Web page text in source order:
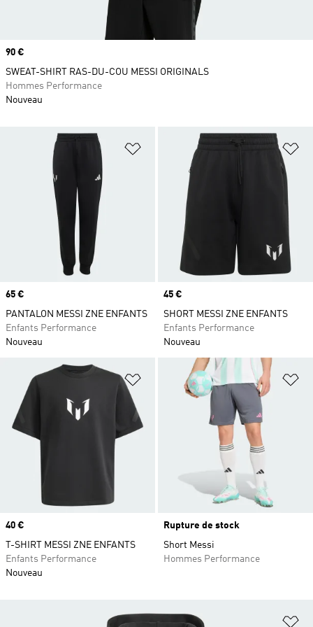
Ajouter à la Liste de produits
Prix
65 €
PANTALON MESSI ZNE ENFANTS
Enfants Performance
Nouveau
Prix
45 €
SHORT MESSI ZNE ENFANTS
Enfants Performance
Nouveau
Ajouter à la Liste de produits
Prix
40 €
T-SHIRT MESSI ZNE ENFANTS
Enfants Performance
Nouveau
Rupture de stock
Short Messi
Hommes Performance
Prix
90 €
SWEAT-SHIRT RAS-DU-COU MESSI ORIGINALS
Hommes Performance
Nouveau